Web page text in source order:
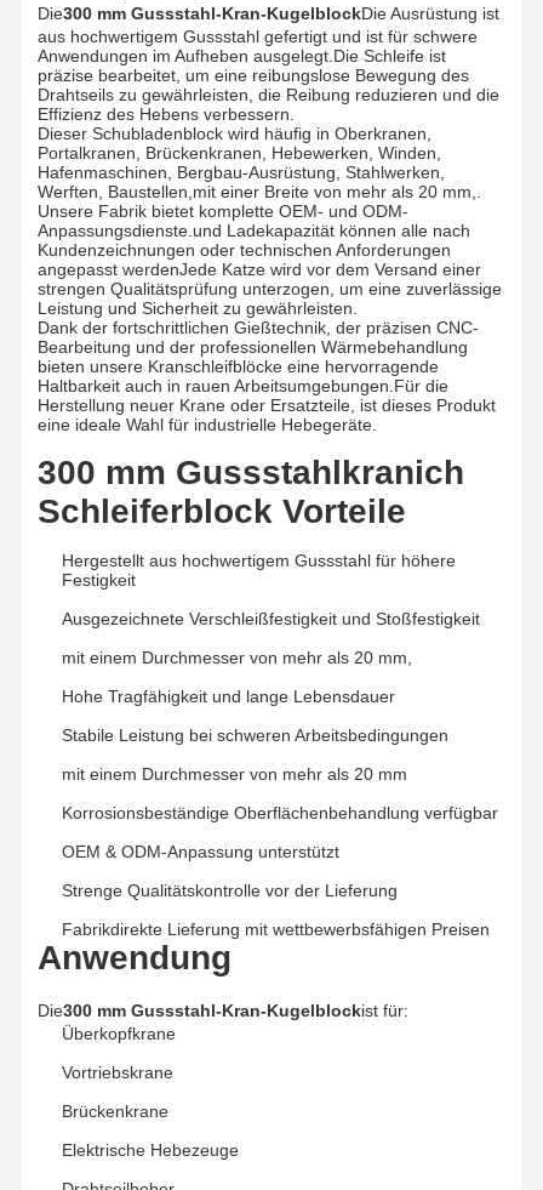
Startseite
Die300 mm Gussstahl-Kran-KugelblockDie Ausrüstung ist
aus hochwertigem Gussstahl gefertigt und ist für schwere
Anwendungen im Aufheben ausgelegt.Die Schleife ist
präzise bearbeitet, um eine reibungslose Bewegung des
Drahtseils zu gewährleisten, die Reibung reduzieren und die
Effizienz des Hebens verbessern.
Dieser Schubladenblock wird häufig in Oberkranen,
Portalkranen, Brückenkranen, Hebewerken, Winden,
Hafenmaschinen, Bergbau-Ausrüstung, Stahlwerken,
Werften, Baustellen,mit einer Breite von mehr als 20 mm,.
Unsere Fabrik bietet komplette OEM- und ODM-
Anpassungsdienste.und Ladekapazität können alle nach
Kundenzeichnungen oder technischen Anforderungen
angepasst werdenJede Katze wird vor dem Versand einer
strengen Qualitätsprüfung unterzogen, um eine zuverlässige
Leistung und Sicherheit zu gewährleisten.
Dank der fortschrittlichen Gießtechnik, der präzisen CNC-
Bearbeitung und der professionellen Wärmebehandlung
bieten unsere Kranschleifblöcke eine hervorragende
Haltbarkeit auch in rauen Arbeitsumgebungen.Für die
Herstellung neuer Krane oder Ersatzteile, ist dieses Produkt
eine ideale Wahl für industrielle Hebegeräte.
300 mm Gussstahlkranich
Schleiferblock Vorteile
Hergestellt aus hochwertigem Gussstahl für höhere
Festigkeit
Ausgezeichnete Verschleißfestigkeit und Stoßfestigkeit
mit einem Durchmesser von mehr als 20 mm,
Hohe Tragfähigkeit und lange Lebensdauer
Stabile Leistung bei schweren Arbeitsbedingungen
mit einem Durchmesser von mehr als 20 mm
Korrosionsbeständige Oberflächenbehandlung verfügbar
OEM & ODM-Anpassung unterstützt
Strenge Qualitätskontrolle vor der Lieferung
Fabrikdirekte Lieferung mit wettbewerbsfähigen Preisen
Anwendung
Die300 mm Gussstahl-Kran-Kugelblockist für:
Überkopfkrane
Vortriebskrane
Brückenkrane
Elektrische Hebezeuge